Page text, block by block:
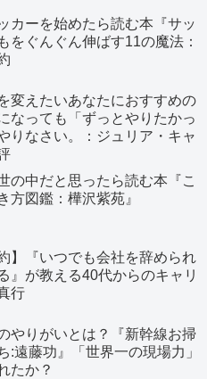
カーを始めたら読む本『サッ
をぐんぐん伸ばす11の魔法：
変えたいあなたにおすすめの
なっても「ずっとやりたかっ
りなさい。：ジュリア・キャ
の中だと思ったら読む本『こ
方図鑑：樺沢紫苑』
】『いつでも会社を辞められ
』が教える40代からのキャリ
行
やりがいとは？『新幹線お掃
:遠藤功』「世界一の現場力」
たか？